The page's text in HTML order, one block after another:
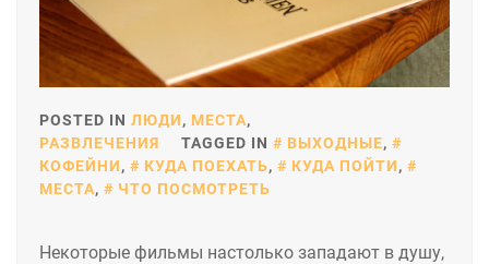
POSTED IN ЛЮДИ, МЕСТА,
РАЗВЛЕЧЕНИЯ
TAGGED IN ВЫХОДНЫЕ,
КОФЕЙНИ, КУДА ПОЕХАТЬ, КУДА ПОЙТИ,
МЕСТА, ЧТО ПОСМОТРЕТЬ
Некоторые фильмы настолько западают в душу,